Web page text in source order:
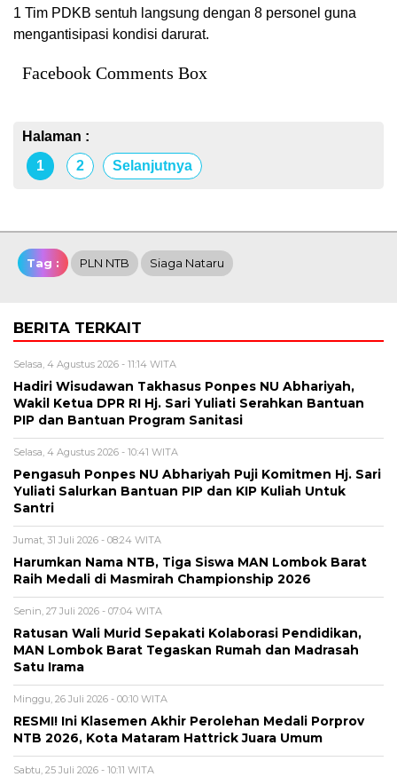
1 Tim PDKB sentuh langsung dengan 8 personel guna
mengantisipasi kondisi darurat.
Facebook Comments Box
Halaman :
1
2 Selanjutnya
Tag : PLN NTB Siaga Nataru
BERITA TERKAIT
Selasa, 4 Agustus 2026 - 11:14 WITA
Hadiri Wisudawan Takhasus Ponpes NU Abhariyah,
Wakil Ketua DPR RI Hj. Sari Yuliati Serahkan Bantuan
PIP dan Bantuan Program Sanitasi
Selasa, 4 Agustus 2026 - 10:41 WITA
Pengasuh Ponpes NU Abhariyah Puji Komitmen Hj. Sari
Yuliati Salurkan Bantuan PIP dan KIP Kuliah Untuk
Santri
Jumat, 31 Juli 2026 - 08:24 WITA
Harumkan Nama NTB, Tiga Siswa MAN Lombok Barat
Raih Medali di Masmirah Championship 2026
Senin, 27 Juli 2026 - 07:04 WITA
Ratusan Wali Murid Sepakati Kolaborasi Pendidikan,
MAN Lombok Barat Tegaskan Rumah dan Madrasah
Satu Irama
Minggu, 26 Juli 2026 - 00:10 WITA
RESMI! Ini Klasemen Akhir Perolehan Medali Porprov
NTB 2026, Kota Mataram Hattrick Juara Umum
Sabtu, 25 Juli 2026 - 10:11 WITA